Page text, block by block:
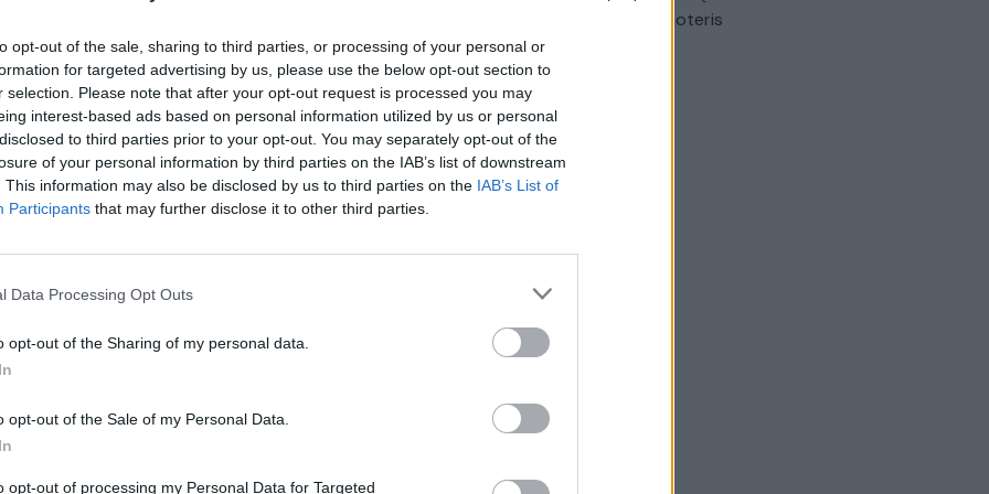
opt-out of the sale, sharing to third parties, or processing of your personal or
for targeted advertising by us, please use the below opt-out section to
selection. Please note that after your opt-out request is processed you may
interest-based ads based on personal information utilized by us or personal
to third parties prior to your opt-out. You may separately opt-out of the
of your personal information by third parties on the IAB’s list of downstream
This information may also be disclosed by us to third parties on the IAB’s List of
Participants that may further disclose it to other third parties.
Data Processing Opt Outs
opt-out of the Sharing of my personal data.
opt-out of the Sale of my Personal Data.
opt-out of processing my Personal Data for Targeted
medicinos pagalba, todėl jie sraigtasparniu
scenarijų atskleidė Karo medicinos tarnybos
kariškiai
automobilis sužalojo dvi moteris
Žinios | Lietuvos diena